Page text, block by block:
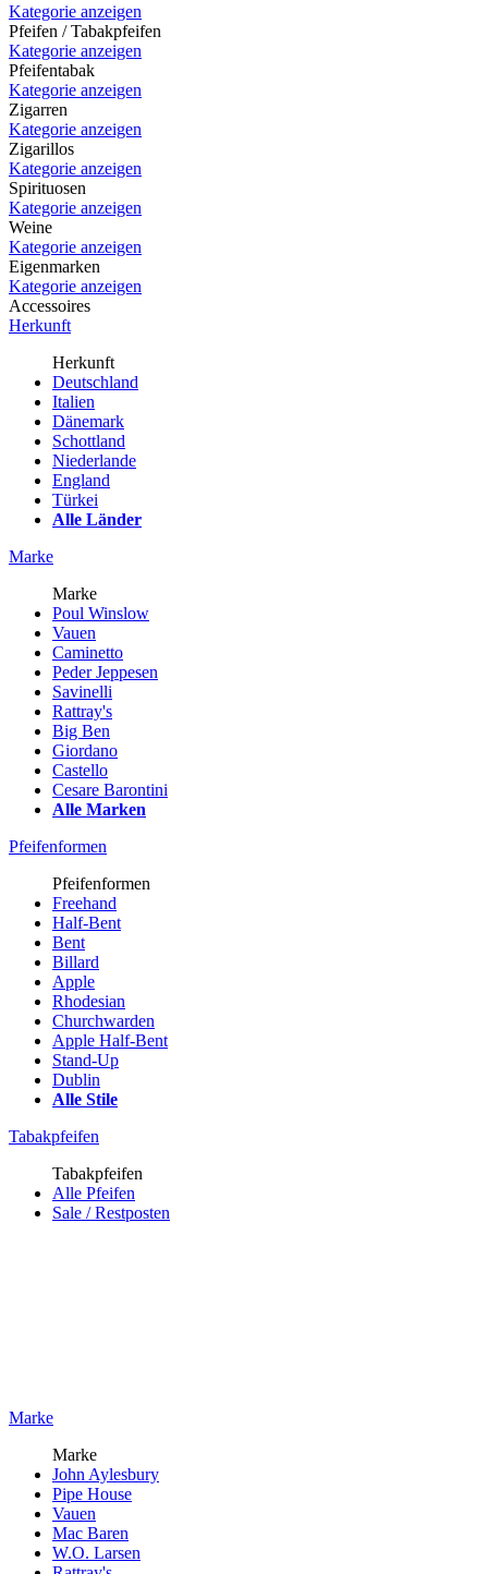
Kategorie anzeigen
Pfeifen / Tabakpfeifen
Kategorie anzeigen
Pfeifentabak
Kategorie anzeigen
Zigarren
Kategorie anzeigen
Zigarillos
Kategorie anzeigen
Spirituosen
Kategorie anzeigen
Weine
Kategorie anzeigen
Eigenmarken
Kategorie anzeigen
Accessoires
Herkunft
Herkunft
Deutschland
Italien
Dänemark
Schottland
Niederlande
England
Türkei
Alle Länder
Marke
Marke
Poul Winslow
Vauen
Caminetto
Peder Jeppesen
Savinelli
Rattray's
Big Ben
Giordano
Castello
Cesare Barontini
Alle Marken
Pfeifenformen
Pfeifenformen
Freehand
Half-Bent
Bent
Billard
Apple
Rhodesian
Churchwarden
Apple Half-Bent
Stand-Up
Dublin
Alle Stile
Tabakpfeifen
Tabakpfeifen
Alle Pfeifen
Sale / Restposten
Marke
Marke
John Aylesbury
Pipe House
Vauen
Mac Baren
W.O. Larsen